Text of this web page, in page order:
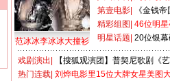
范冰冰李冰冰大撞衫
第壹电影
《金钱
精彩组图 46位明星
明星话题 20位银
戏剧演出
【搜狐观演团】普契尼歌剧《
热门连载 刘烨电影里15位大牌女星美图